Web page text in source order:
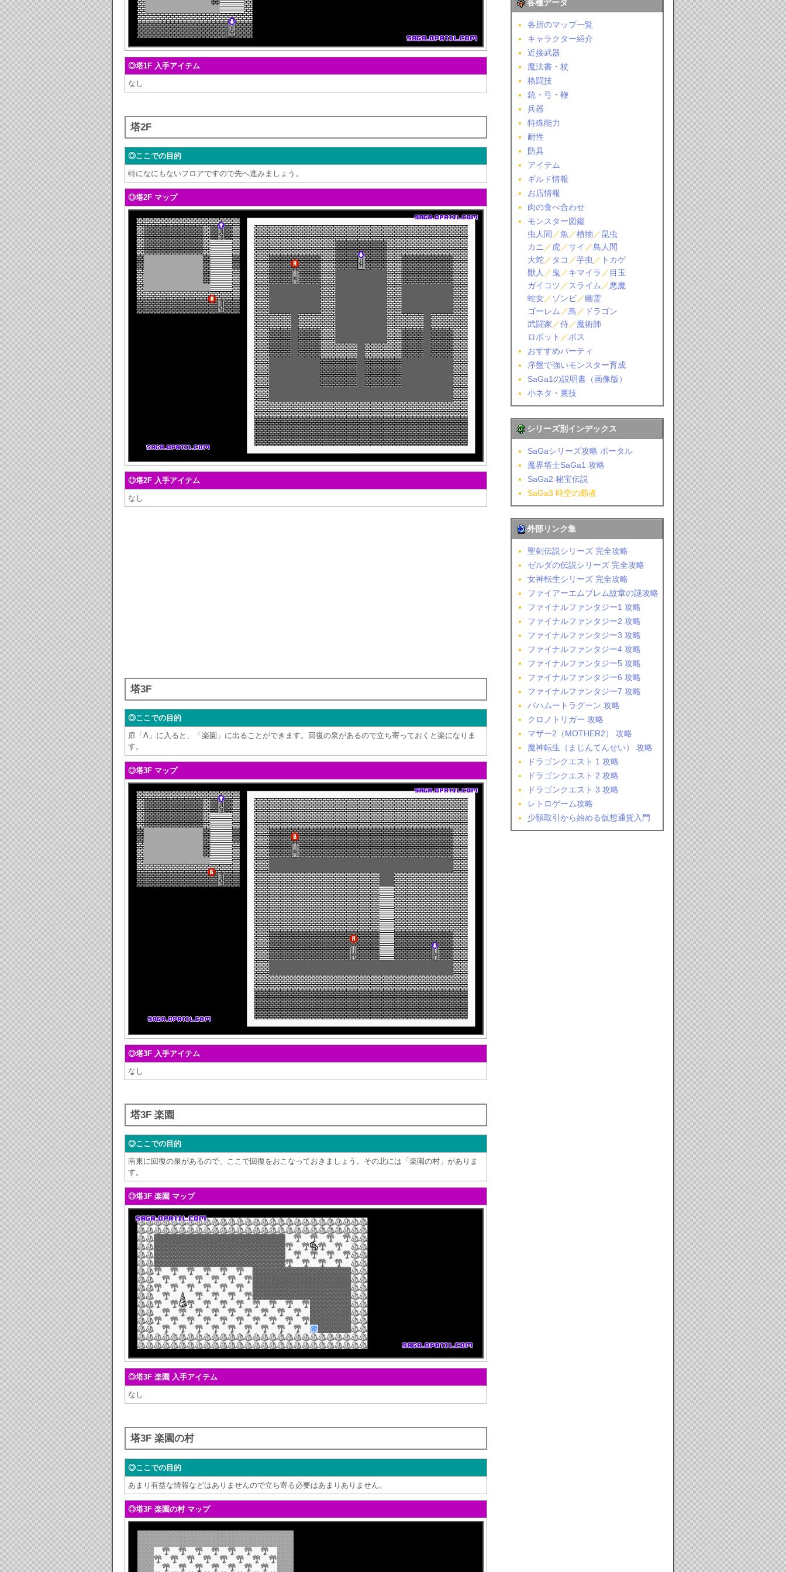
◎塔1F 入手アイテム
なし
塔2F
◎ここでの目的
特になにもないフロアですので先へ進みましょう。
◎塔2F マップ
◎塔2F 入手アイテム
なし
塔3F
◎ここでの目的
扉「A」に入ると、「楽園」に出ることができます。回復の泉があるので立ち寄っておくと楽になりま
す。
◎塔3F マップ
◎塔3F 入手アイテム
なし
塔3F 楽園
◎ここでの目的
南東に回復の泉があるので、ここで回復をおこなっておきましょう。その北には「楽園の村」がありま
す。
◎塔3F 楽園 マップ
◎塔3F 楽園 入手アイテム
なし
塔3F 楽園の村
◎ここでの目的
あまり有益な情報などはありませんので立ち寄る必要はあまりありません。
◎塔3F 楽園の村 マップ
各種データ
各所のマップ一覧
キャラクター紹介
近接武器
魔法書・杖
格闘技
銃・弓・鞭
兵器
特殊能力
耐性
防具
アイテム
ギルド情報
お店情報
肉の食べ合わせ
モンスター図鑑
虫人間 ／魚 ／植物 ／昆虫
カニ ／ 虎 ／サイ ／鳥人間
大蛇／ タコ ／芋虫 ／ トカゲ
獣人 ／ 鬼／キマイラ ／ 目玉
ガイコツ ／ スライム ／悪魔
蛇女／ゾンビ／幽霊
ゴーレム ／鳥 ／ ドラゴン
武闘家 ／侍／魔術師
ロボット ／ボス
おすすめパーティ
序盤で強いモンスター育成
SaGa1の説明書（画像版）
小ネタ・裏技
シリーズ別インデックス
SaGaシリーズ攻略 ポータル
魔界塔士SaGa1 攻略
SaGa2 秘宝伝説
SaGa3 時空の覇者
外部リンク集
聖剣伝説シリーズ 完全攻略
ゼルダの伝説シリーズ 完全攻略
女神転生シリーズ 完全攻略
ファイアーエムブレム紋章の謎攻略
ファイナルファンタジー1 攻略
ファイナルファンタジー2 攻略
ファイナルファンタジー3 攻略
ファイナルファンタジー4 攻略
ファイナルファンタジー5 攻略
ファイナルファンタジー6 攻略
ファイナルファンタジー7 攻略
バハムートラグーン 攻略
クロノトリガー 攻略
マザー2（MOTHER2） 攻略
魔神転生（まじんてんせい） 攻略
ドラゴンクエスト 1 攻略
ドラゴンクエスト 2 攻略
ドラゴンクエスト 3 攻略
レトロゲーム攻略
少額取引から始める仮想通貨入門